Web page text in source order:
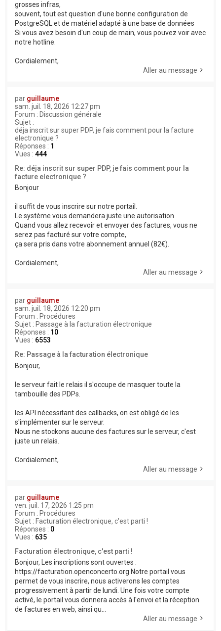
grosses infras,
souvent, tout est question d'une bonne configuration de
PostgreSQL et de matériel adapté à une base de données
Si vous avez besoin d'un coup de main, vous pouvez voir avec
notre hotline.
Cordialement,
Aller au message
par guillaume
sam. juil. 18, 2026 12:27 pm
Forum : Discussion générale
Sujet :
déja inscrit sur super PDP, je fais comment pour la facture
electronique ?
Réponses : 1
Vues : 444
Re: déja inscrit sur super PDP, je fais comment pour la
facture electronique ?
Bonjour
il suffit de vous inscrire sur notre portail.
Le système vous demandera juste une autorisation.
Quand vous allez recevoir et envoyer des factures, vous ne
serez pas facturé sur votre compte,
ça sera pris dans votre abonnement annuel (82€).
Cordialement,
Aller au message
par guillaume
sam. juil. 18, 2026 12:20 pm
Forum : Procédures
Sujet : Passage à la facturation électronique
Réponses : 10
Vues : 6553
Re: Passage à la facturation électronique
Bonjour,
le serveur fait le relais il s'occupe de masquer toute la
tambouille des PDPs.
les API nécessitant des callbacks, on est obligé de les
s'implémenter sur le serveur.
Nous ne stockons aucune des factures sur le serveur, c'est
juste un relais.
Cordialement,
Aller au message
par guillaume
ven. juil. 17, 2026 1:25 pm
Forum : Procédures
Sujet : Facturation électronique, c'est parti !
Réponses : 0
Vues : 635
Facturation électronique, c'est parti !
Bonjour, Les inscriptions sont ouvertes :
https://facturation.openconcerto.org Notre portail vous
permet de vous inscrire, nous activerons les comptes
progressivement à partir de lundi. Une fois votre compte
activé, le portail vous donnera accès à l'envoi et la réception
de factures en web, ainsi qu...
Aller au message